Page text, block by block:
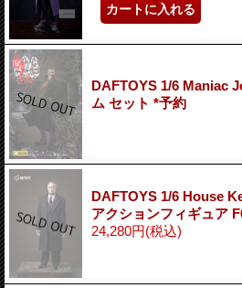
DAFTOYS 1/6 Maniac
ム セット *予約
DAFTOYS 1/6 House
アクションフィギュア
24,280円(税込)